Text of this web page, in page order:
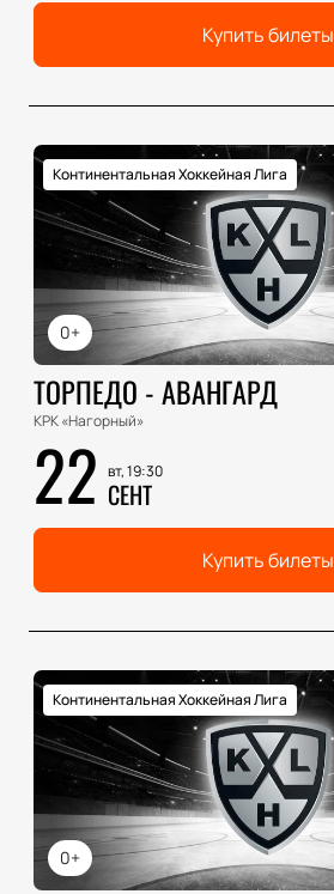
Купить билеты
0+
Континентальная Хоккейная Лига
ТОРПЕДО - АВАНГАРД
КРК «Нагорный»
22 вт, 19:30
СЕНТ
Купить билеты
0+
Континентальная Хоккейная Лига